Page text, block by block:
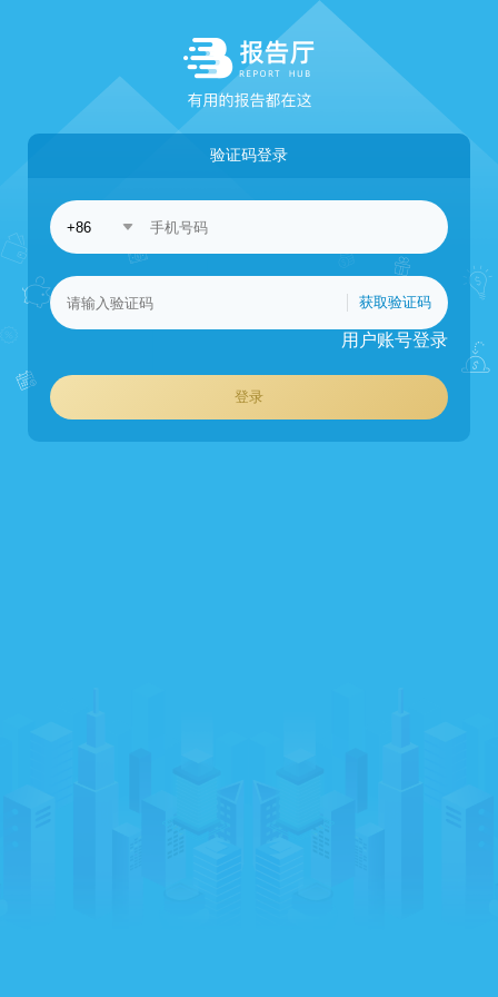
验证码登录
获取验证码
用户账号登录
登录